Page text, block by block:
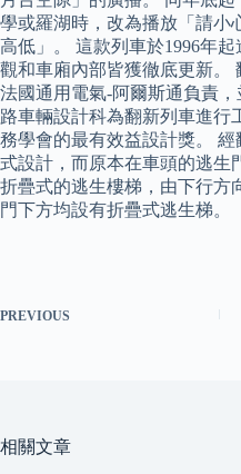
學或羅湖時，改為播放「請小
高低」。 這款列車於1996年
觀和車廂內部皆獲徹底更新。
法國通用電氣-阿爾斯通負責，
路車輛設計科為翻新列車進行
務學會的最有效益設計獎。
式設計，而原本在車頭的逃生
折疊式的逃生樓梯，由下行方
門下方均設有折疊式逃生梯。
PREVIOUS
相關文章